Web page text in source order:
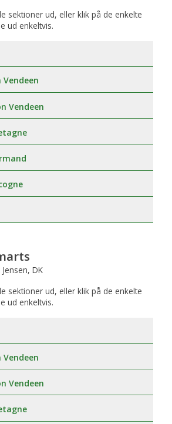
sektioner ud, eller klik på de enkelte
ud enkeltvis.
Vendeen
DK
sektioner ud, eller klik på de enkelte
ud enkeltvis.
Vendeen